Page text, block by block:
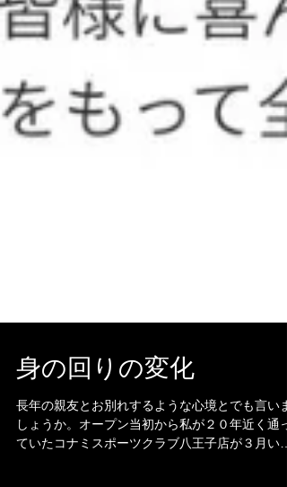
身の回りの変化
長年の親友とお別れするような心境とでも言いま